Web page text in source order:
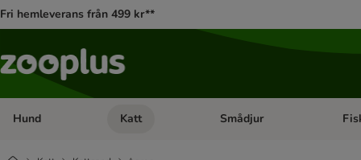
Fri hemleverans från 499 kr**
Hund Open category menu: Hund
Katt Open category menu: Katt
Smådjur